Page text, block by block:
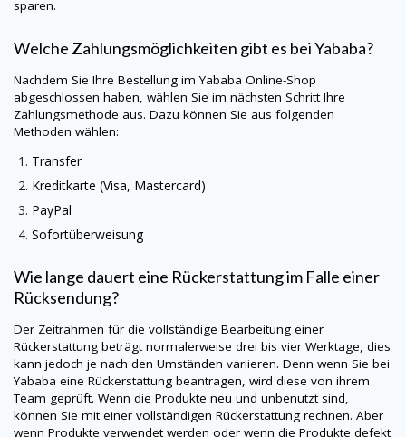
sparen.
Welche Zahlungsmöglichkeiten gibt es bei Yababa?
Nachdem Sie Ihre Bestellung im Yababa Online-Shop
abgeschlossen haben, wählen Sie im nächsten Schritt Ihre
Zahlungsmethode aus. Dazu können Sie aus folgenden
Methoden wählen:
Transfer
Kreditkarte (Visa, Mastercard)
PayPal
Sofortüberweisung
Wie lange dauert eine Rückerstattung im Falle einer
Rücksendung?
Der Zeitrahmen für die vollständige Bearbeitung einer
Rückerstattung beträgt normalerweise drei bis vier Werktage, dies
kann jedoch je nach den Umständen variieren. Denn wenn Sie bei
Yababa eine Rückerstattung beantragen, wird diese von ihrem
Team geprüft. Wenn die Produkte neu und unbenutzt sind,
können Sie mit einer vollständigen Rückerstattung rechnen. Aber
wenn Produkte verwendet werden oder wenn die Produkte defekt